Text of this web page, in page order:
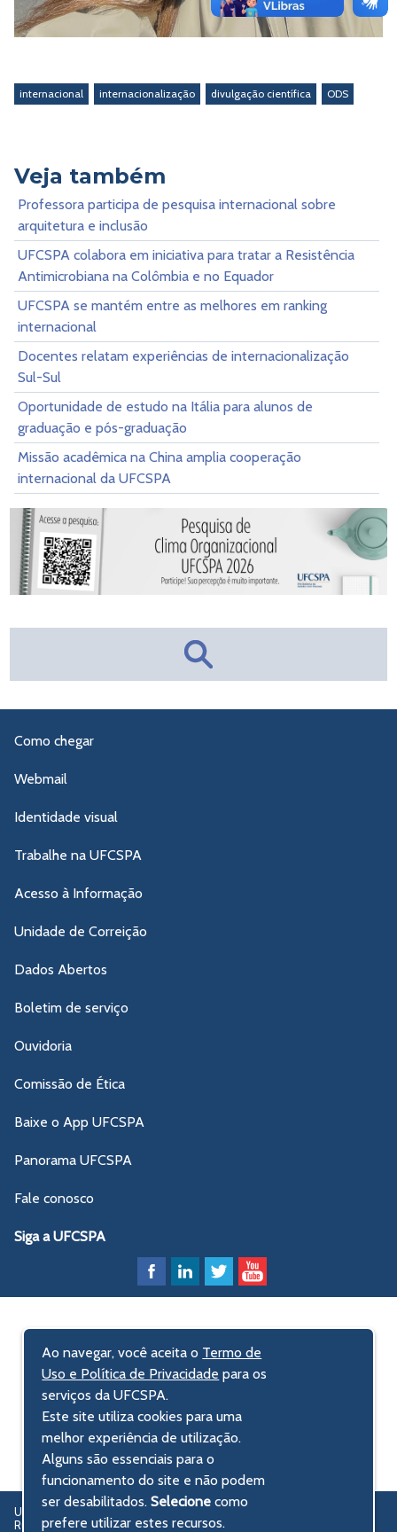
internacional internacionalização divulgação científica ODS
Veja também
Professora participa de pesquisa internacional sobre
arquitetura e inclusão
UFCSPA colabora em iniciativa para tratar a Resistência
Antimicrobiana na Colômbia e no Equador
UFCSPA se mantém entre as melhores em ranking
internacional
Docentes relatam experiências de internacionalização
Sul-Sul
Oportunidade de estudo na Itália para alunos de
graduação e pós-graduação
Missão acadêmica na China amplia cooperação
internacional da UFCSPA
Como chegar
Webmail
Identidade visual
Trabalhe na UFCSPA
Acesso à Informação
Unidade de Correição
Dados Abertos
Boletim de serviço
Ouvidoria
Comissão de Ética
Baixe o App UFCSPA
Panorama UFCSPA
Fale conosco
Siga a UFCSPA
UFCSPA – Universidade Federal de Ciências da Saúde de Porto Alegre
Rua Sarmento Leite, 245 - Centro Histórico
Ao navegar, você aceita o Termo de
Uso e Política de Privacidade para os
serviços da UFCSPA.
Este site utiliza cookies para uma
melhor experiência de utilização.
Alguns são essenciais para o
funcionamento do site e não podem
ser desabilitados.Selecionecomo
prefere utilizar estes recursos.